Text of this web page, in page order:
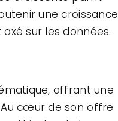
une croissance
sur les données.
offrant une
cœur de son offre